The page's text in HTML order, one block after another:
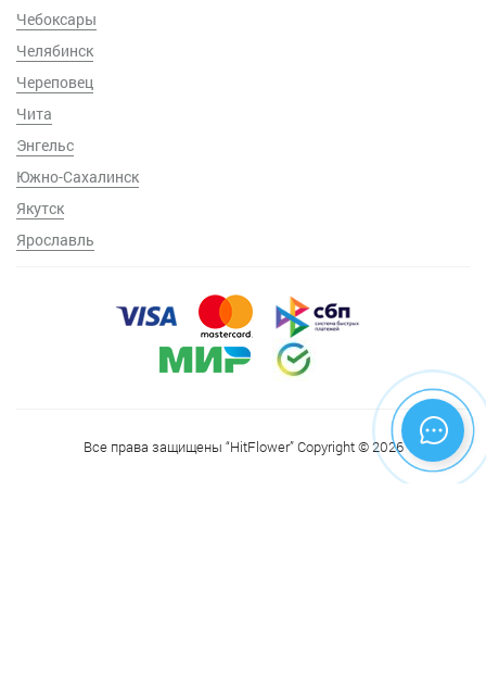
Чебоксары
Челябинск
Череповец
Чита
Энгельс
Южно-Сахалинск
Якутск
Ярославль
Все права защищены “HitFlower” Copyright © 2026